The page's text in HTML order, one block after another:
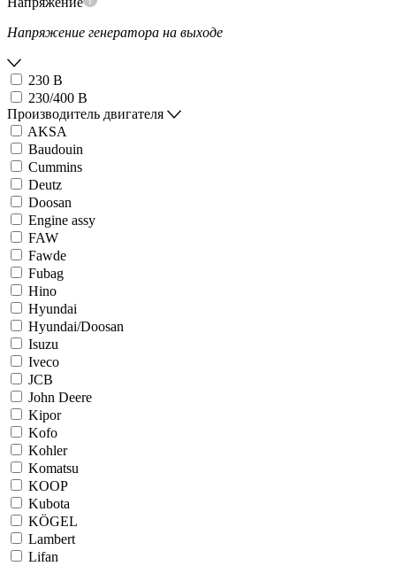
Напряжение генератора на выходе
230 В
230/400 В
Производитель двигателя
AKSA
Baudouin
Cummins
Deutz
Doosan
Engine assy
FAW
Fawde
Fubag
Hino
Hyundai
Hyundai/Doosan
Isuzu
Iveco
JCB
John Deere
Kipor
Kofo
Kohler
Komatsu
KOOP
Kubota
KÖGEL
Lambert
Lifan